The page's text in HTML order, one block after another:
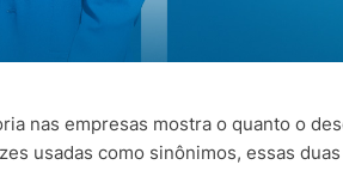
nas empresas mostra o quanto o
usadas como sinônimos, essas